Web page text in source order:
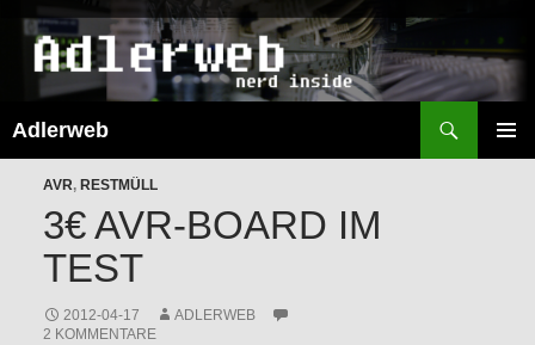
Adlerweb
SPRINGEN
AVR, RESTMÜLL
3€ AVR-BOARD IM
TEST
2012-04-17
ADLERWEB
2 KOMMENTARE